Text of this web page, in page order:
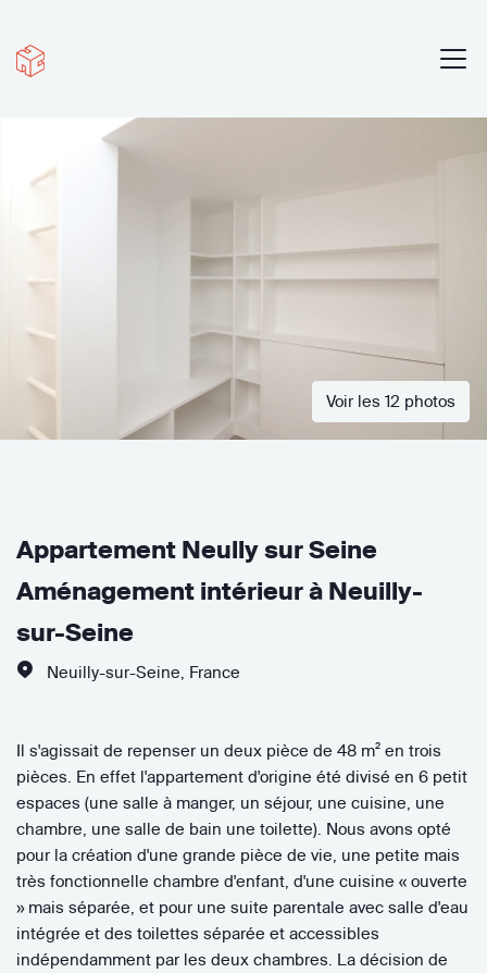
Voir les 12 photos
Appartement Neully sur Seine
Aménagement intérieur à Neuilly-
sur-Seine
Neuilly-sur-Seine France
Il s'agissait de repenser un deux pièce de 48 m² en trois
pièces. En effet l'appartement d'origine été divisé en 6 petit
espaces (une salle à manger, un séjour, une cuisine, une
chambre, une salle de bain une toilette). Nous avons opté
pour la création d'une grande pièce de vie, une petite mais
très fonctionnelle chambre d'enfant, d'une cuisine « ouverte
» mais séparée, et pour une suite parentale avec salle d'eau
intégrée et des toilettes séparée et accessibles
indépendamment par les deux chambres. La décision de